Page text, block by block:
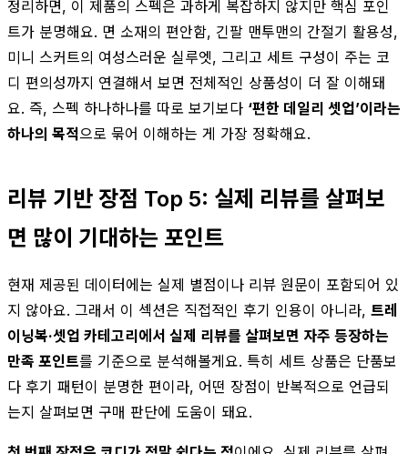
정리하면, 이 제품의 스펙은 과하게 복잡하지 않지만 핵심 포인
트가 분명해요. 면 소재의 편안함, 긴팔 맨투맨의 간절기 활용성,
미니 스커트의 여성스러운 실루엣, 그리고 세트 구성이 주는 코
디 편의성까지 연결해서 보면 전체적인 상품성이 더 잘 이해돼
요. 즉, 스펙 하나하나를 따로 보기보다 ‘편한 데일리 셋업’이라는
하나의 목적으로 묶어 이해하는 게 가장 정확해요.
리뷰 기반 장점 Top 5: 실제 리뷰를 살펴보
면 많이 기대하는 포인트
현재 제공된 데이터에는 실제 별점이나 리뷰 원문이 포함되어 있
지 않아요. 그래서 이 섹션은 직접적인 후기 인용이 아니라, 트레
이닝복·셋업 카테고리에서 실제 리뷰를 살펴보면 자주 등장하는
만족 포인트를 기준으로 분석해볼게요. 특히 세트 상품은 단품보
다 후기 패턴이 분명한 편이라, 어떤 장점이 반복적으로 언급되
는지 살펴보면 구매 판단에 도움이 돼요.